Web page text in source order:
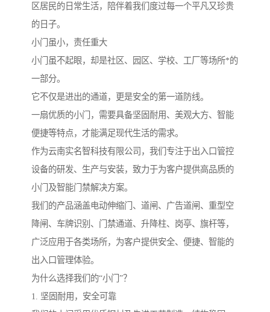
区居民的日常生活，陪伴着我们度过每一个平凡又珍贵
的日子。
小门虽小，责任重大
小门虽不起眼，却是社区、园区、学校、工厂等场所*的
一部分。
它不仅是进出的通道，更是安全的第一道防线。
一扇优质的小门，需要具备坚固耐用、美观大方、智能
便捷等特点，才能满足现代生活的需求。
作为云南实名智科技有限公司，我们专注于出入口管控
设备的研发、生产与安装，致力于为客户提供高品质的
小门及智能门禁解决方案。
我们的产品涵盖电动伸缩门、道闸、广告道闸、重型空
降闸、车牌识别、门禁通道、升降柱、岗亭、旗杆等，
广泛应用于各类场所，为客户提供安全、便捷、智能的
出入口管理体验。
为什么选择我们的“小门”？
1. 坚固耐用，安全可靠